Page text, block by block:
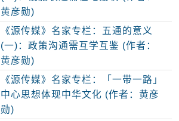
黄彦勋)
《源传媒》名家专栏：五通的意义
(一)：政策沟通需互学互鉴 (作者：
黄彦勋)
《源传媒》名家专栏：「一带一路」
中心思想体现中华文化 (作者：黄彦
勋)